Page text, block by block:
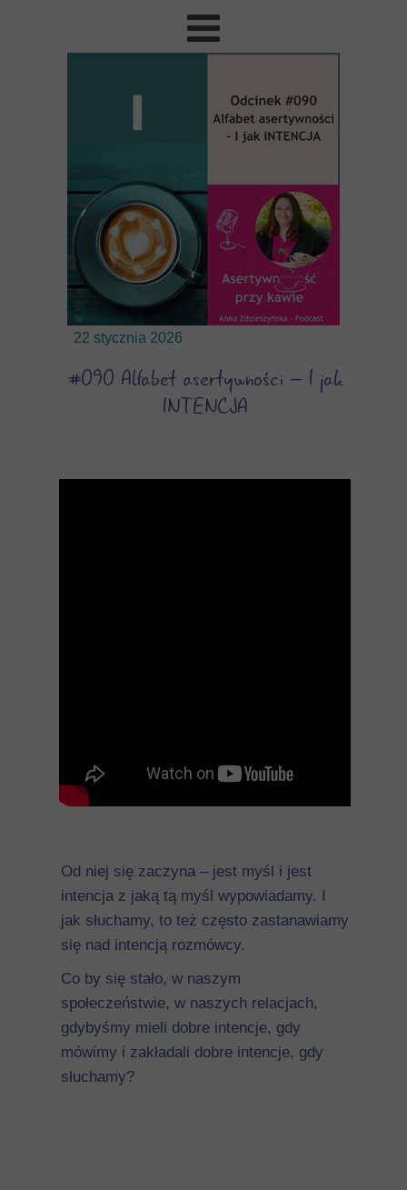
22 stycznia 2026
#090 Alfabet asertywności – I jak
INTENCJA
Od niej się zaczyna – jest myśl i jest
intencja z jaką tą myśl wypowiadamy. I
jak słuchamy, to też często zastanawiamy
się nad intencją rozmówcy.
Co by się stało, w naszym
społeczeństwie, w naszych relacjach,
gdybyśmy mieli dobre intencje, gdy
mówimy i zakładali dobre intencje, gdy
słuchamy?